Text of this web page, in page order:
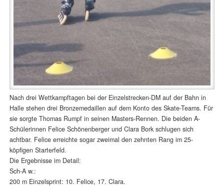
Nach drei Wettkampftagen bei der Einzelstrecken-DM auf der Bahn in
Halle stehen drei Bronzemedaillen auf dem Konto des Skate-Teams. Für
sie sorgte Thomas Rumpf in seinen Masters-Rennen. Die beiden A-
Schülerinnen Felice Schönenberger und Clara Bork schlugen sich
achtbar. Felice erreichte sogar zweimal den zehnten Rang im 25-
köpfigen Starterfeld.
Die Ergebnisse im Detail:
Sch-A w.:
200 m Einzelsprint: 10. Felice, 17. Clara.